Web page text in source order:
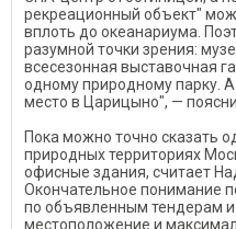
рекреационный объект"
вплоть до океанариума.
разумной точки зрения:
всесезонная выставочная
одному природному парку.
место в Царицыно", —
Пока можно точно сказать
природных территориях
офисные здания, считает
Окончательное понимание
по объявленным тендерам
местоположение и